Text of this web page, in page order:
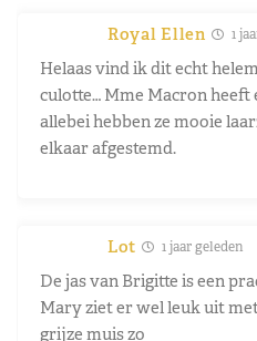
Royal Ellen 1
Helaas vind ik dit echt
culotte… Mme Macron heeft
allebei hebben ze mooie
elkaar afgestemd.
Lot 1 jaar geleden
De jas van Brigitte is een
Mary ziet er wel leuk uit
grijze muis zo